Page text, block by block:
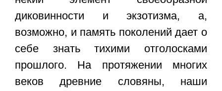
диковинности и экзотизма, а,
возможно, и память поколений дает о
себе знать тихими отголосками
прошлого. На протяжении многих
веков древние словяны, наши